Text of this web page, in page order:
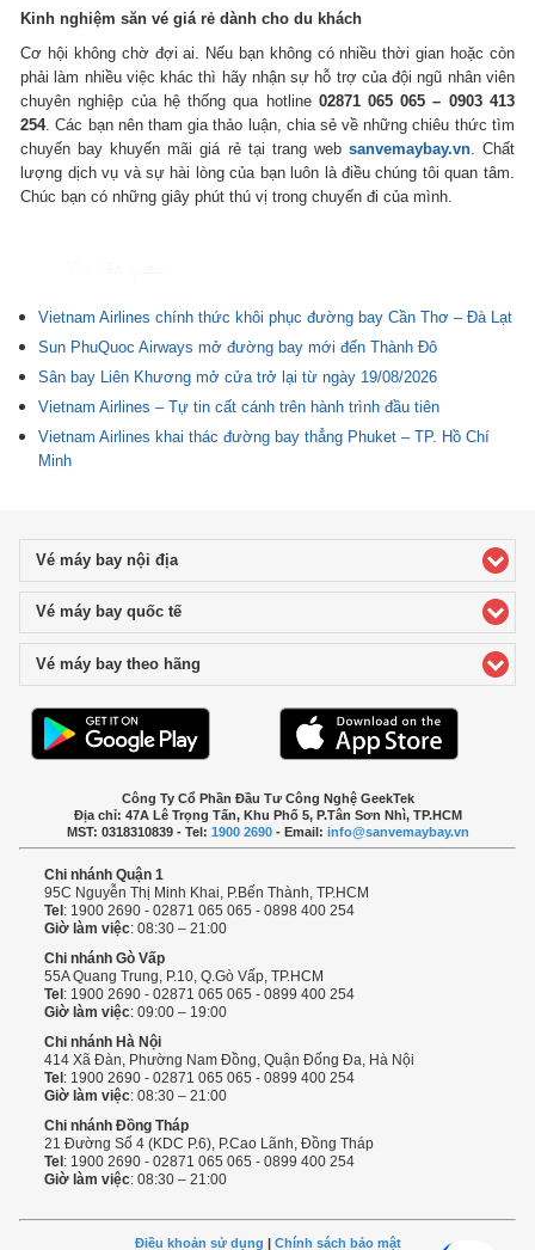
Kinh nghiệm săn vé giá rẻ dành cho du khách
Cơ hội không chờ đợi ai. Nếu bạn không có nhiều thời gian hoặc còn
phải làm nhiều việc khác thì hãy nhận sự hỗ trợ của đội ngũ nhân viên
chuyên nghiệp của hệ thống qua hotline 02871 065 065 – 0903 413
254. Các bạn nên tham gia thảo luận, chia sẻ về những chiêu thức tìm
chuyến bay khuyến mãi giá rẻ tại trang web sanvemaybay.vn. Chất
lượng dịch vụ và sự hài lòng của bạn luôn là điều chúng tôi quan tâm.
Chúc bạn có những giây phút thú vị trong chuyến đi của mình.
Vietnam Airlines chính thức khôi phục đường bay Cần Thơ – Đà Lạt
Sun PhuQuoc Airways mở đường bay mới đến Thành Đô
Sân bay Liên Khương mở cửa trở lại từ ngày 19/08/2026
Vietnam Airlines – Tự tin cất cánh trên hành trình đầu tiên
Vietnam Airlines khai thác đường bay thẳng Phuket – TP. Hồ Chí
Minh
Vé máy bay nội địaclick to expand contents
Vé máy bay quốc tếclick to expand contents
Vé máy bay theo hãng
Công Ty Cổ Phần Đầu Tư Công Nghệ GeekTek
Địa chỉ: 47A Lê Trọng Tấn, Khu Phố 5, P.Tân Sơn Nhì, TP.HCM
MST: 0318310839 - Tel: 1900 2690- Email: info@sanvemaybay.vn
Chi nhánh Quận 1
95C Nguyễn Thị Minh Khai, P.Bến Thành, TP.HCM
Tel : 1900 2690 - 02871 065 065 - 0898 400 254
Giờ làm việc: 08:30 – 21:00
Chi nhánh Gò Vấp
55A Quang Trung, P.10, Q.Gò Vấp, TP.HCM
Tel : 1900 2690 - 02871 065 065 - 0899 400 254
Giờ làm việc: 09:00 – 19:00
Chi nhánh Hà Nội
414 Xã Đàn, Phường Nam Đồng, Quận Đống Đa, Hà Nội
Tel : 1900 2690 - 02871 065 065 - 0899 400 254
Giờ làm việc: 08:30 – 21:00
Chi nhánh Đồng Tháp
21 Đường Số 4 (KDC P.6), P.Cao Lãnh, Đồng Tháp
Tel : 1900 2690 - 02871 065 065 - 0899 400 254
Giờ làm việc: 08:30 – 21:00
Điều khoản sử dụng | Chính sách bảo mật